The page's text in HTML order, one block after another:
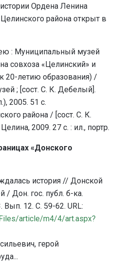
Ордена Ленина
района открыт в
: Муниципальный музей
совхоза «Целинский» и
20-летию образования) /
; [сост. С. К. Дебелый].
2005. 51 с.
района / [сост. С. К.
2009. 27 с. : ил., портр.
«Донского
история // Донской
/ Дон. гос. публ. б-ка.
Вып. 12. С. 59-62. URL:
Files/article/m4/4/art.aspx?
герой